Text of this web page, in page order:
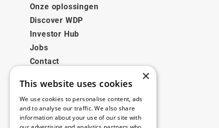
Onze oplossingen
Discover WDP
Investor Hub
Jobs
Contact
Juridisch
Disclaimer
Privacy policy
×
This website uses cookies
We use cookies to personalise content, ads
and to analyse our traffic. We also share
information about your use of our site with